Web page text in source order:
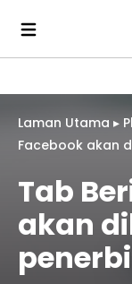
Laman Utama ▸
Facebook akan
Tab
akan